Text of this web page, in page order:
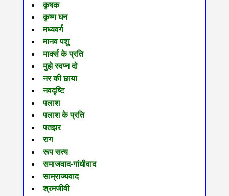
कृषक
कृष्ण घन
मध्यवर्ग
मानव पशु
मार्क्स के प्रति
मुझे स्वप्न दो
नर की छाया
नवदृष्टि
पलाश
पलाश के प्रति
पतझर
राग
रूप सत्य
समाजवाद-गांधीवाद
साम्राज्यवाद
श्रमजीवी